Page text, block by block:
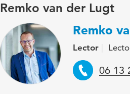
Remko van der Lugt
Remko
Lector
06 13